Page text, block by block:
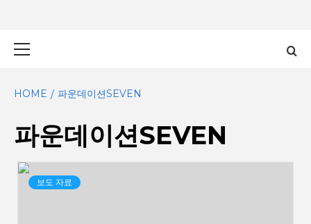
HOME 파운데이션SEVEN
파운데이션SEVEN
보도 자료